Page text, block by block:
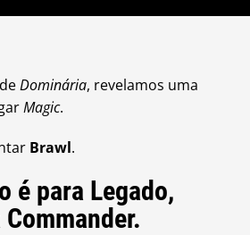
Dominária, revelamos uma
Magic.
Brawl.
é para Legado,